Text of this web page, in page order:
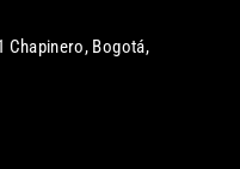
Chapinero, Bogotá,